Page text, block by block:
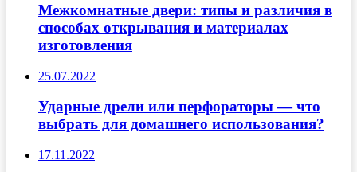
Межкомнатные двери: типы и различия в
способах открывания и материалах
изготовления
25.07.2022
Ударные дрели или перфораторы — что
выбрать для домашнего использования?
17.11.2022